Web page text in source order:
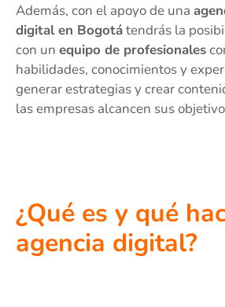
Además, con el apoyo de una
digital en Bogotátendrás la
con un equipo de profesionales
habilidades, conocimientos y
generar estrategias y crear
las empresas alcancen sus
¿Qué es y qué
agencia digital?